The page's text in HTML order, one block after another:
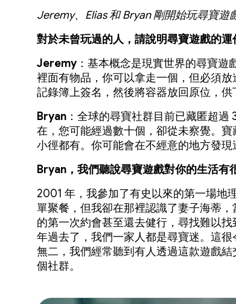
Jeremy、Elias 和 Bryan 剛開始玩尋寶遊
對於未曾玩過的人，請說明尋寶遊戲的運
Jeremy ：基本概念是現實世界的尋寶
裡面有物品，你可以拿走一個，但必須
記錄簿上簽名，然後將容器放回原位，供
Bryan ：全球的尋寶社群目前已藏匿超
在，您可能經過數十個，卻從未察覺。
小徑都有。你可能會在不經意的地方發現
Bryan，我們聽說尋寶遊戲對你的生活有
2001 年，我參加了有史以來的第一場地
單聚餐，但我卻在那裡認識了妻子海蒂
的第一次約會甚至還去健行，尋找難以
年過去了，我們一家人都是尋寶迷。這
無二，我們經常聽到有人透過這款遊戲
個社群。